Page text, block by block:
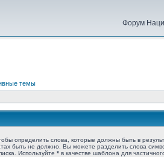
Форум
темы
определить слова, которые должны быть в
быть не должно. Вы можете разделить слова
Используйте * в качестве шаблона для